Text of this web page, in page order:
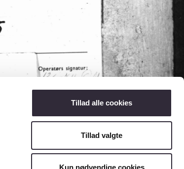
Tillad alle cookies
Tillad valgte
Kun nødvendige cookies